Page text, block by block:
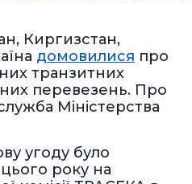
Киргизстан,
домовилися про
транзитних
перевезень. Про
Міністерства
угоду було
року на